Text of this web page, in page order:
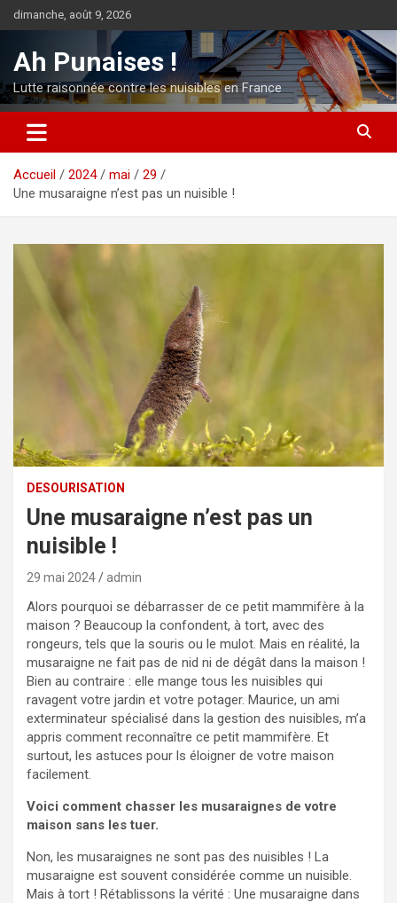
Aller
au
dimanche, août 9, 2026
Ah Punaises !
Lutte raisonnée contre les nuisibles en France
Accueil 2024 mai
29
Une musaraigne n’est pas un nuisible !
DESOURISATION
Une musaraigne n’est pas un
nuisible !
29 mai 2024 admin
Alors pourquoi se débarrasser de ce petit mammifère à la
maison ? Beaucoup la confondent, à tort, avec des
rongeurs, tels que la souris ou le mulot. Mais en réalité, la
musaraigne ne fait pas de nid ni de dégât dans la maison !
Bien au contraire : elle mange tous les nuisibles qui
ravagent votre jardin et votre potager. Maurice, un ami
exterminateur spécialisé dans la gestion des nuisibles, m’a
appris comment reconnaître ce petit mammifère. Et
surtout, les astuces pour ls éloigner de votre maison
facilement.
Voici comment chasser les musaraignes de votre
maison sans les tuer.
Non, les musaraignes ne sont pas des nuisibles ! La
musaraigne est souvent considérée comme un nuisible.
Mais à tort ! Rétablissons la vérité : Une musaraigne dans